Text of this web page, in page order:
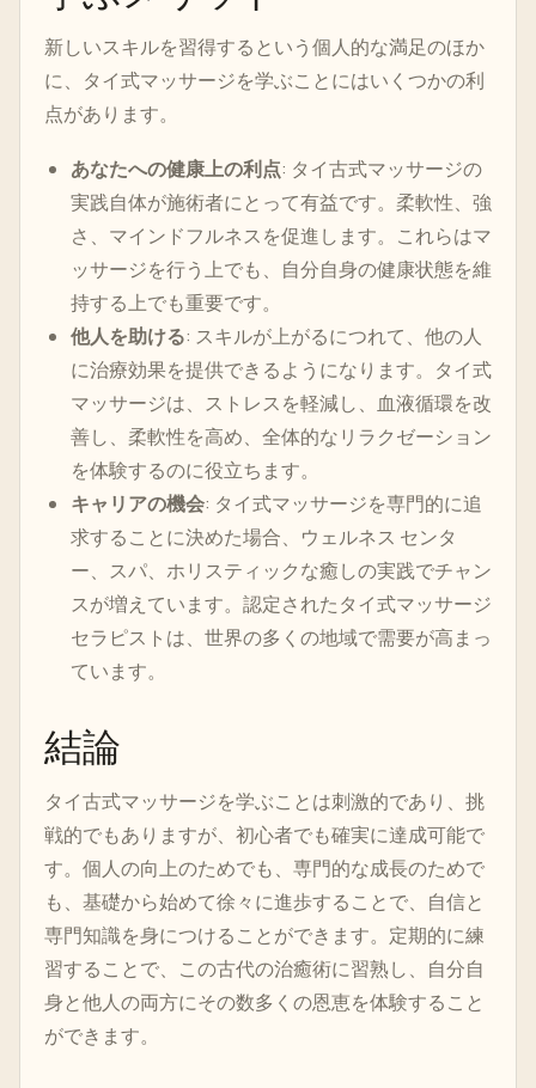
新しいスキルを習得するという個人的な満足のほか
に、タイ式マッサージを学ぶことにはいくつかの利
点があります。
あなたへの健康上の利点: タイ古式マッサージの
実践自体が施術者にとって有益です。柔軟性、強
さ、マインドフルネスを促進します。これらはマ
ッサージを行う上でも、自分自身の健康状態を維
持する上でも重要です。
他人を助ける: スキルが上がるにつれて、他の人
に治療効果を提供できるようになります。タイ式
マッサージは、ストレスを軽減し、血液循環を改
善し、柔軟性を高め、全体的なリラクゼーション
を体験するのに役立ちます。
キャリアの機会: タイ式マッサージを専門的に追
求することに決めた場合、ウェルネス センタ
ー、スパ、ホリスティックな癒しの実践でチャン
スが増えています。認定されたタイ式マッサージ
セラピストは、世界の多くの地域で需要が高まっ
ています。
結論
タイ古式マッサージを学ぶことは刺激的であり、挑
戦的でもありますが、初心者でも確実に達成可能で
す。個人の向上のためでも、専門的な成長のためで
も、基礎から始めて徐々に進歩することで、自信と
専門知識を身につけることができます。定期的に練
習することで、この古代の治癒術に習熟し、自分自
身と他人の両方にその数多くの恩恵を体験すること
ができます。